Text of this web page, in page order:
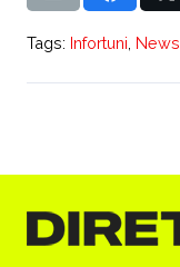
Tags: Infortuni News